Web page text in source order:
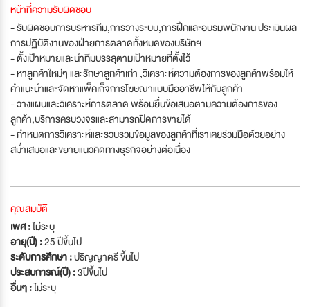
หน้าที่ความรับผิดชอบ
- รับผิดชอบการบริหารทีม,การวางระบบ,การฝึกและอบรมพนักงาน ประเมินผล
การปฏิบัติงานของฝ่ายการตลาดทั้งหมดของบริษัทฯ
- ตั้งเป้าหมายและนำทีมบรรลุตามเป้าหมายที่ตั้งไว้
- หาลูกค้าใหม่ๆ และรักษาลูกค้าเก่า ,วิเคราะห์ความต้องการของลูกค้าพร้อมให้
คำแนะนำและจัดหาแพ็คเก็จการโฆษณาแบบมืออาชีพให้กับลูกค้า
- วางแผนและวิเคราะห์การตลาด พร้อมยื่นข้อเสนอตามความต้องการของ
ลูกค้า,บริการครบวงจรและสามารถปิดการขายได้
- กำหนดการวิเคราะห์และรวบรวมข้อมูลของลูกค้าที่เราเคยร่วมมือด้วยอย่าง
สม่ำเสมอและขยายแนวคิดทางธุรกิจอย่างต่อเนื่อง
คุณสมบัติ
เพศ :ไม่ระบุ
อายุ(ปี) :25 ปีขึ้นไป
ระดับการศึกษา :ปริญญาตรี ขึ้นไป
ประสบการณ์(ปี) :3ปีขึ้นไป
อื่นๆ :ไม่ระบุ